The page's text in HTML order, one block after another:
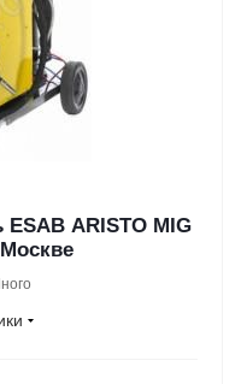
ARISTO MIG